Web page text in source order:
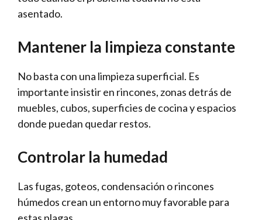
asentado.
Mantener la limpieza constante
No basta con una limpieza superficial. Es
importante insistir en rincones, zonas detrás de
muebles, cubos, superficies de cocina y espacios
donde puedan quedar restos.
Controlar la humedad
Las fugas, goteos, condensación o rincones
húmedos crean un entorno muy favorable para